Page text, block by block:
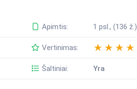
Apimtis: 1 psl., (136 ž.)
Vertinimas:
Šaltiniai: Yra